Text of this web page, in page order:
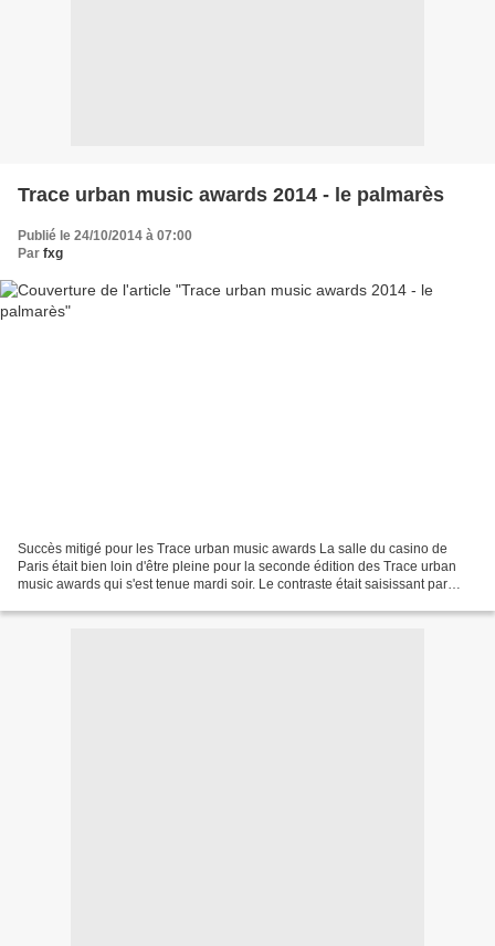
Trace urban music awards 2014 - le palmarès
Publié le 24/10/2014 à 07:00
Par fxg
Succès mitigé pour les Trace urban music awards La salle du casino de
Paris était bien loin d'être pleine pour la seconde édition des Trace urban
music awards qui s'est tenue mardi soir. Le contraste était saisissant par